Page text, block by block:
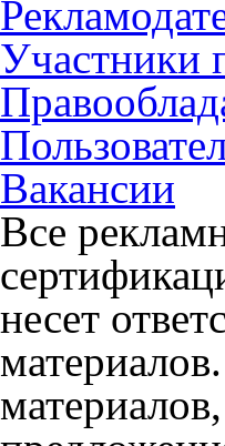
Участники
Вакансии
Все
несет